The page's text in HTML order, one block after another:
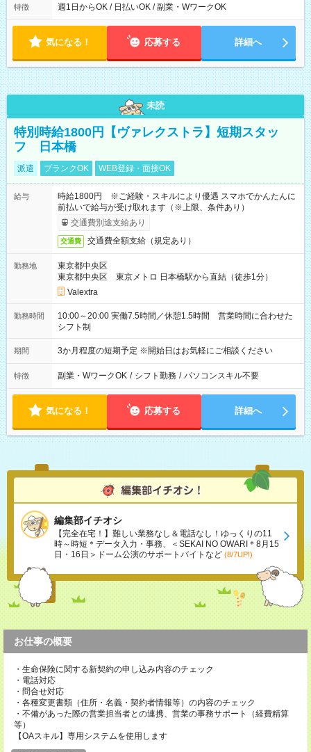
能！ └平日・土曜日の中で、お好きな曜日でご勤務いただけま
18:00 などのように、自由な働き方が可能なお仕事です！
特徴 週1日からOK / 日払いOK / 副業・WワークOK
気になる！ 応募する 詳細へ
未読
特別時給1800円【ヴァレクストラ】短期スタッ
フ 日本橋
派遣 ブランクOK WEB登録・面接OK
給与
時給1800円 ※ご経験・スキルにより優遇 スマホでかんたんに
前払いで給与が受け取れます（※上限、条件あり）
交通費別途支給あり
交通費 交通費全額支給（規定あり）
勤務地
東京都中央区
東京都中央区 東京メトロ 日本橋駅から直結（徒歩1分）
Valextra
勤務時間
10:00～20:00 実働7.5時間／休憩1.5時間 営業時間に合わせた
シフト制
期間 3か月程度の短期予定 ※開始日はお気軽にご相談ください
特徴 副業・WワークOK / シフト勤務 / パソコンスキル不要
気になる！ 応募する 詳細へ
編集部イチオシ
【完全在宅！】難しい業務なし＆電話なし！ゆっくりの11
時～時短＊データ入力・事務、＜SEKAI NO OWARI＊8月15
日・16日＞ドーム公演のサポートバイトなど (8/7UP!)
お仕事の概要
・生命保険に関する新契約の申し込み内容のチェック
・電話対応
・問合せ対応
・各種変更書類（住所・名義・契約者情報等）の内容のチェック
・不備があった際の営業担当者との連携、営業の事務サポート（経費精算
等）
【OAスキル】専用システムを使用します